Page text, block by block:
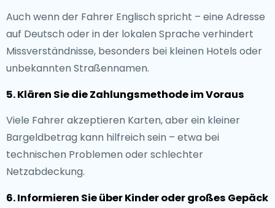
Auch wenn der Fahrer Englisch spricht – eine Adresse
auf Deutsch oder in der lokalen Sprache verhindert
Missverständnisse, besonders bei kleinen Hotels oder
unbekannten Straßennamen.
5. Klären Sie die Zahlungsmethode im Voraus
Viele Fahrer akzeptieren Karten, aber ein kleiner
Bargeldbetrag kann hilfreich sein – etwa bei
technischen Problemen oder schlechter
Netzabdeckung.
6. Informieren Sie über Kinder oder großes Gepäck